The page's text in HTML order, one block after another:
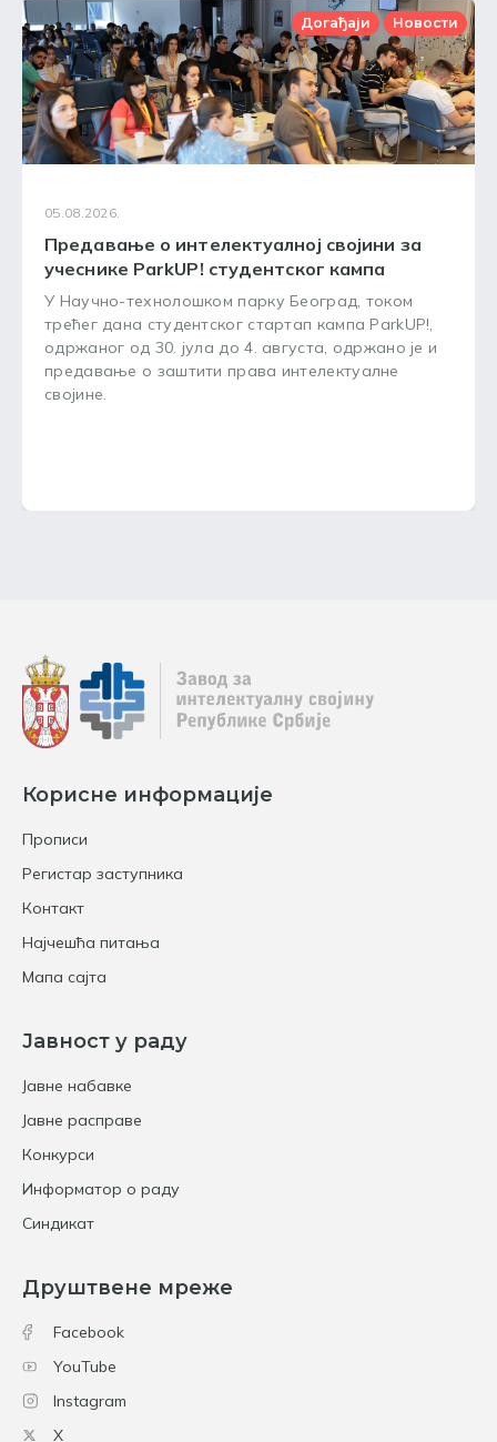
Догађаји Новости
05.08.2026.
Предавање о интелектуалној својини за
учеснике ParkUP! студентског кампа
У Научно-технолошком парку Београд, током
трећег дана студентског стартап кампа ParkUP!,
одржаног од 30. јула до 4. августа, одржано је и
предавање о заштити права интелектуалне
својине.
Корисне информације
Прописи
Регистар заступника
Контакт
Најчешћа питања
Мапа сајта
Јавност у раду
Јавне набавке
Јавне расправе
Конкурси
Информатор о раду
Синдикат
Друштвене мреже
Facebook
YouTube
Instagram
X